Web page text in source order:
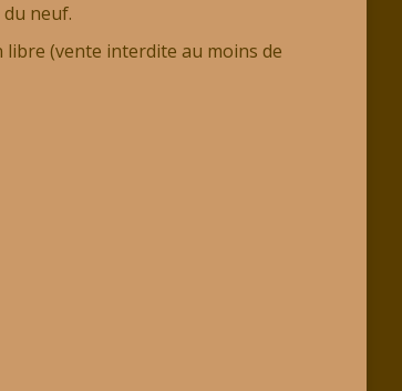
neuf.
libre (vente interdite au moins de